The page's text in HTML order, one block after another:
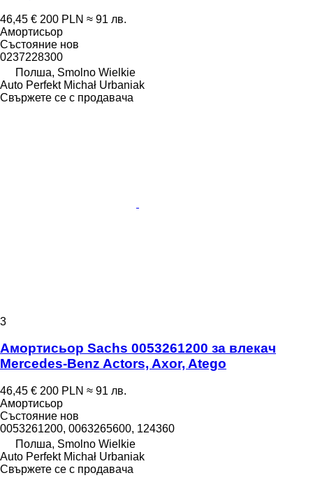
46,45 € 200 PLN ≈ 91 лв.
Амортисьор
Състояние нов
0237228300
Полша, Smolno Wielkie
Auto Perfekt Michał Urbaniak
Свържете се с продавача
3
Амортисьор Sachs 0053261200 за влекач
Mercedes-Benz Actors, Axor, Atego
46,45 € 200 PLN ≈ 91 лв.
Амортисьор
Състояние нов
0053261200, 0063265600, 124360
Полша, Smolno Wielkie
Auto Perfekt Michał Urbaniak
Свържете се с продавача